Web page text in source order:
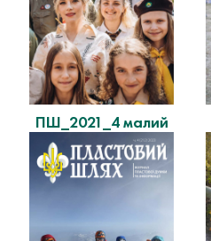
ПШ_2021_4 малий